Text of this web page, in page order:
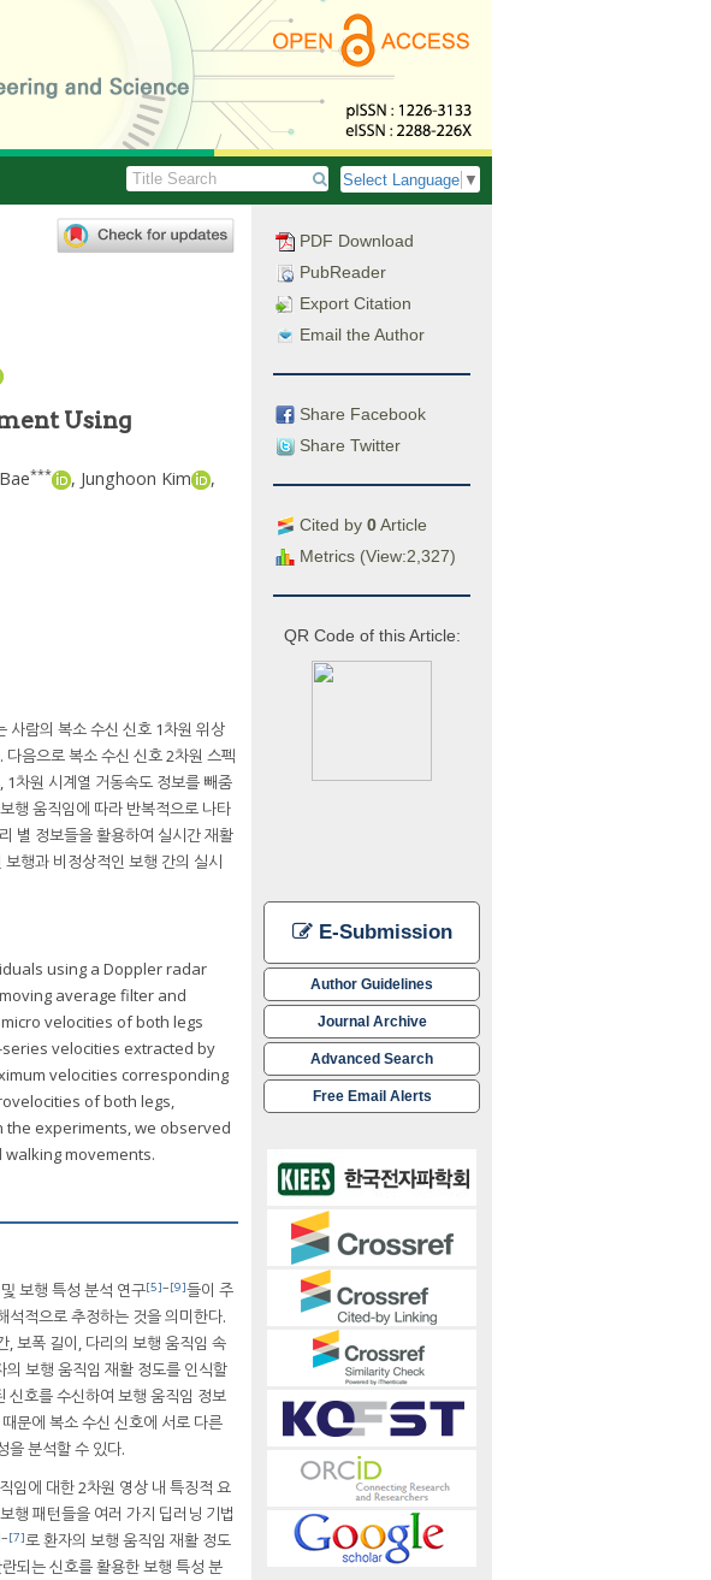
Select Language ▼
PDF Download
PubReader
Export Citation
Email the Author
Share Facebook
Share Twitter
Cited by 0Article
Metrics (View:2,327)
QR Code of this Article:
E-Submission
Author Guidelines
Journal Archive
Advanced Search
Free Email Alerts
Using
*** , Junghoon Kim
,
사람의 복소 수신 신호 1차원 위상
음으로 복소 수신 신호 2차원 스펙
차원 시계열 거동속도 정보를 빼줌
행 움직임에 따라 반복적으로 나타
별 정보들을 활용하여 실시간 재활
행과 비정상적인 보행 간의 실시
using a Doppler radar
average filter and
velocities of both legs
velocities extracted by
velocities corresponding
of both legs,
experiments, we observed
movements.
및 보행 특성 분석 연구[5]~[9]들이 주
석적으로 추정하는 것을 의미한다.
, 보폭 길이, 다리의 보행 움직임 속
의 보행 움직임 재활 정도를 인식할
신호를 수신하여 보행 움직임 정보
문에 복소 수신 신호에 서로 다른
을 분석할 수 있다.
임에 대한 2차원 영상 내 특징적 요
행 패턴들을 여러 가지 딥러닝 기법
~[7]로 환자의 보행 움직임 재활 정도
되는 신호를 활용한 보행 특성 분